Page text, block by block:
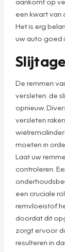
een kwart van
Het is erg
uw auto goed
De remmen
versleten: de
opnieuw.
versleten
moeten in
Laat uw
controleren.
een cruciale
remvloeistof
doordat dit
zorgt ervoor
resulteren in